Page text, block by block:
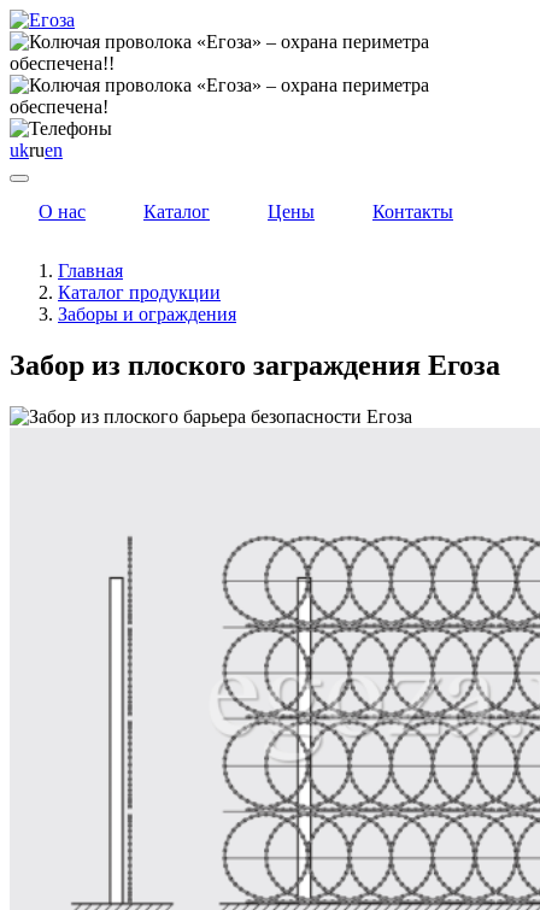
ukruen
О нас Каталог Цены Контакты
Главная
Каталог продукции
Заборы и ограждения
Забор из плоского заграждения Егоза